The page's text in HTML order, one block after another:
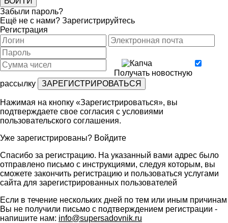
Забыли пароль?
Ещё не с нами? Зарегистрируйтесь
Регистрация
Получать новостную
рассылку
Нажимая на кнопку «Зарегистрироваться», вы
подтверждаете свое согласия с условиями
пользовательского соглашения.
Уже зарегистрированы? Войдите
Спасибо за регистрацию. На указанный вами адрес было
отправлено письмо с инструкциями, следуя которым, вы
сможете закончить регистрацию и пользоваться услугами
сайта для зарегистрированных пользователей
Если в течение нескольких дней по тем или иным причинам
Вы не получили письмо с подтверждением регистрации -
напишите нам: info@supersadovnik.ru